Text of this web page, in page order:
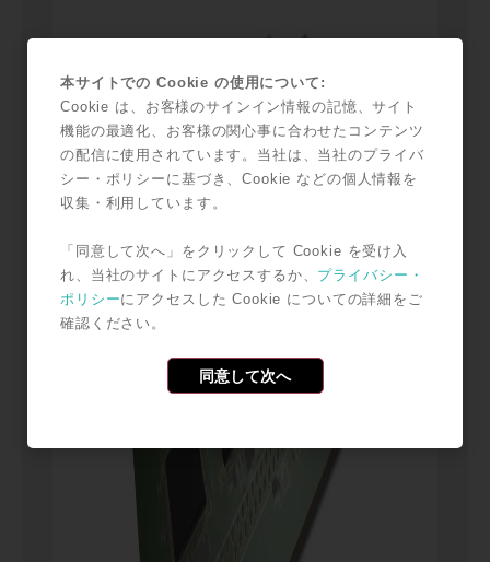
本サイトでの Cookie の使用について:
Cookie は、お客様のサインイン情報の記憶、サイト
機能の最適化、お客様の関心事に合わせたコンテンツ
の配信に使用されています。当社は、当社のプライバ
シー・ポリシーに基づき、Cookie などの個人情報を
収集・利用しています。
「同意して次へ」をクリックして Cookie を受け入
れ、当社のサイトにアクセスするか、 プライバシー・
ポリシーにアクセスした Cookie についての詳細をご
確認ください。
同意して次へ